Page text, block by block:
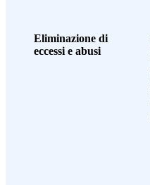
Eliminazione di
eccessi e abusi